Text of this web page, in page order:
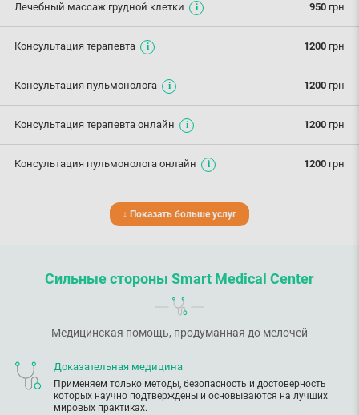
950 грн
Лечебный массаж грудной клетки
1200 грн
Консультация терапевта
1200 грн
Консультация пульмонолога
1200 грн
Консультация терапевта онлайн
1200 грн
Консультация пульмонолога онлайн
↓ Показать больше услуг
Сильные стороны Smart Medical Center
Медицинская помощь, продуманная до мелочей
Доказательная медицина
Применяем только методы, безопасность и достоверность
которых научно подтверждены и основываются на лучших
мировых практиках.